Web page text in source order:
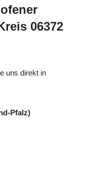
06372
uns direkt in
Pfalz)